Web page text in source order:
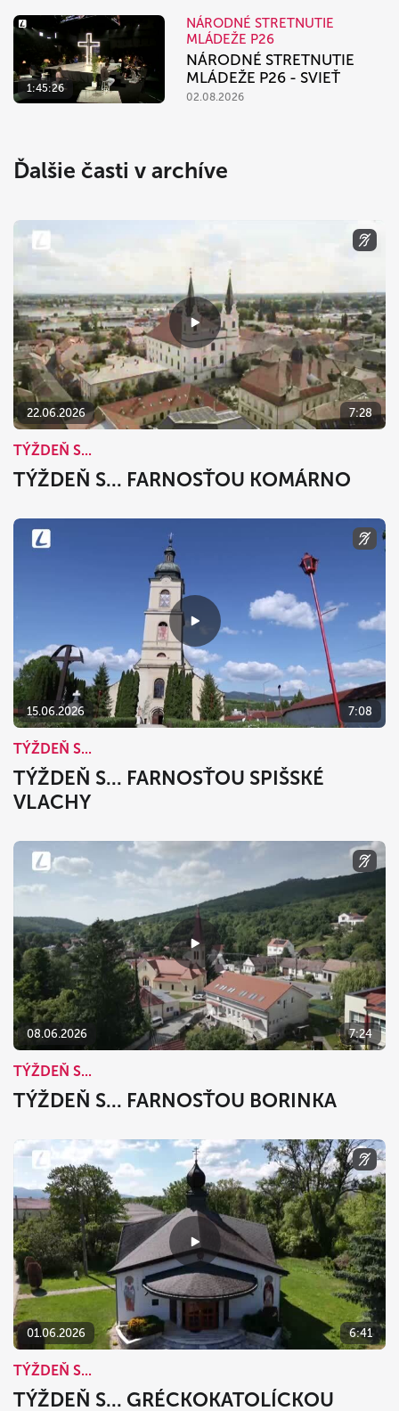
1:45:26
NÁRODNÉ STRETNUTIE
MLÁDEŽE P26
NÁRODNÉ STRETNUTIE
MLÁDEŽE P26 - SVIEŤ
02.08.2026
Ďalšie časti v archíve
22.06.2026 7:28
TÝŽDEŇ S...
TÝŽDEŇ S... FARNOSŤOU KOMÁRNO
15.06.2026 7:08
TÝŽDEŇ S...
TÝŽDEŇ S... FARNOSŤOU SPIŠSKÉ
VLACHY
08.06.2026 7:24
TÝŽDEŇ S...
TÝŽDEŇ S... FARNOSŤOU BORINKA
01.06.2026 6:41
TÝŽDEŇ S...
TÝŽDEŇ S... GRÉCKOKATOLÍCKOU